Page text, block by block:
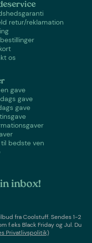
retur/reklamation
os
gave
gave
gave
bedste ven
inbox!
fraCoolstuff. Sendes 1-2
f.eks Black Friday og Jul. Du
Privatlivspolitik)